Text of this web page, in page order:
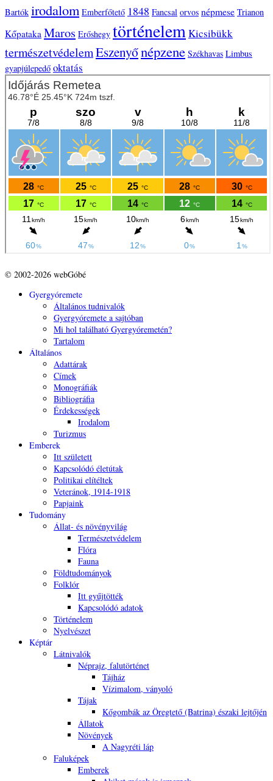
Bartók irodalom Emberfőtető 1848 Fancsal orvos népmese Trianon
Kőpataka Maros Erőshegy történelemKicsibükk
természetvédelemEszenyőnépzene Székhavas Limbus
gyapjúlepedő oktatás
© 2002-2026 webGóbé
Gyergyóremete
Általános tudnivalók
Gyergyóremete a sajtóban
Mi hol található Gyergyóremetén?
Tartalom
Általános
Adattárak
Címek
Monográfiák
Bibliográfia
Érdekességek
Irodalom
Turizmus
Emberek
Itt született
Kapcsolódó életútak
Politikai elítéltek
Veteránok, 1914-1918
Papjaink
Tudomány
Állat- és növényvilág
Természetvédelem
Flóra
Fauna
Földtudományok
Folklór
Itt gyűjtötték
Kapcsolódó adatok
Történelem
Nyelvészet
Képtár
Látnivalók
Néprajz, falutörténet
Tájház
Vízimalom, ványoló
Tájak
Kőgombák az Öregtető (Batrina) északi lejtőjén
Állatok
Növények
A Nagyréti láp
Faluképek
Emberek